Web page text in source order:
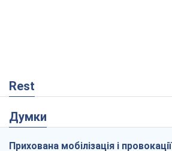
Rest
Думки
Прихована мобілізація і провокації